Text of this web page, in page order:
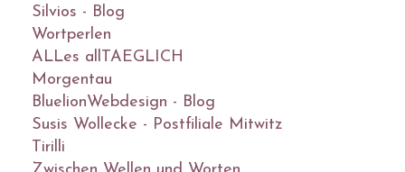
Silvios - Blog
Wortperlen
ALLes allTAEGLICH
Morgentau
BluelionWebdesign - Blog
Susis Wollecke - Postfiliale Mitwitz
Tirilli